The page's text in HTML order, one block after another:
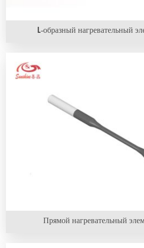
L-образный нагревательный
молибдендисилицида Mosi2
формах и размерах и имеют самые
Прямой нагревательный